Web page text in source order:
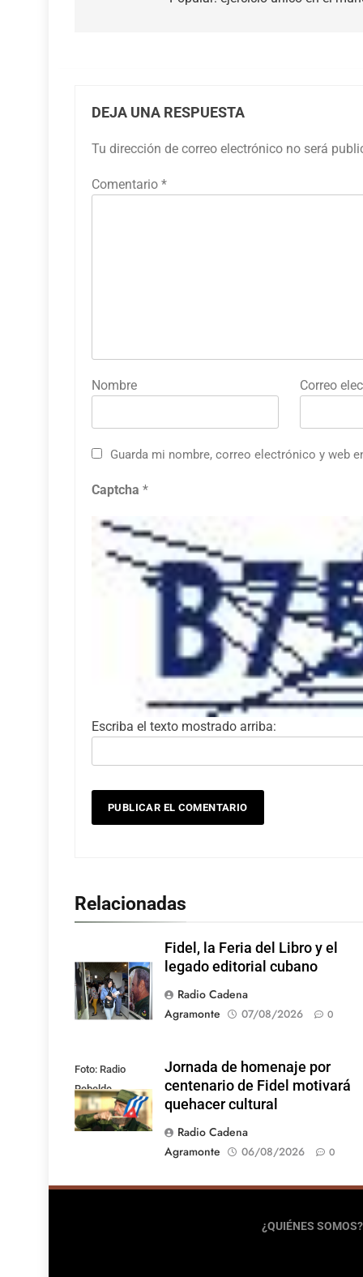
DEJA UNA RESPUESTA
Tu dirección de correo electrónico no será
Comentario *
Nombre Correo
Guarda mi nombre, correo electrónico y web
Captcha *
Escriba el texto mostrado arriba:
Relacionadas
Fidel, la Feria del Libro y el
legado editorial cubano
Radio Cadena
Agramonte
07/08/2026 0
Foto: Radio
Rebelde
Jornada de homenaje por
centenario de Fidel motivará
quehacer cultural
Radio Cadena
Agramonte
06/08/2026 0
¿QUIÉNES SOMOS?